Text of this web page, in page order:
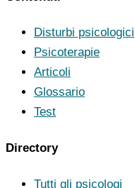
Disturbi psicologici
Psicoterapie
Articoli
Glossario
Test
Directory
Tutti gli psicologi